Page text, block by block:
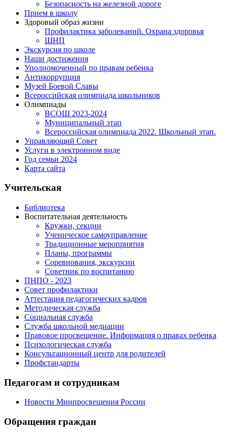
Безопасность на железной дороге
Прием в школу
Здоровый образ жизни
Профилактика заболеваний. Охрана здоровья
ШНП
Экскурсия по школе
Наши достижения
Уполномоченный по правам ребенка
Антикоррупция
Музей Боевой Славы
Всероссийская олимпиада школьников
Олимпиады
ВСОШ 2023-2024
Муниципальный этап
Всероссийская олимпиада 2022. Школьный этап.
Управляющий Совет
Услуги в электронном виде
Год семьи 2024
Карта сайта
Учительская
Библиотека
Воспитательная деятельность
Кружки, секции
Ученическое самоуправление
Традиционные мероприятия
Планы, программы
Соревнования, экскурсии
Советник по воспитанию
ПНПО - 2023
Совет профилактики
Аттестация педагогических кадров
Методическая служба
Социальная служба
Служба школьной медиации
Правовое просвещение. Информация о правах ребенка
Психологическая служба
Консультационный центр для родителей
Профстандарты
Педагогам и сотрудникам
Новости Минпросвещения России
Обращения граждан